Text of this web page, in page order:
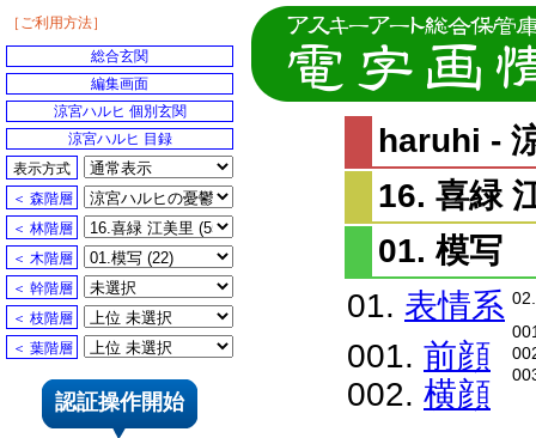
haruhi -
16. 喜緑
01. 模写
01. 表情系
001. 前顔
002. 横顔
［ご利用方法］
総合玄関
編集画面
涼宮ハルヒ 個別玄関
涼宮ハルヒ 目録
表示方式
＜ 森階層
＜ 林階層
＜ 木階層
＜ 幹階層
＜ 枝階層
＜ 葉階層
認証操作開始